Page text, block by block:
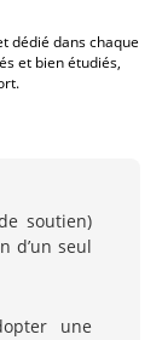
dédié dans chaque
et bien étudiés,
soutien)
d’un seul
une